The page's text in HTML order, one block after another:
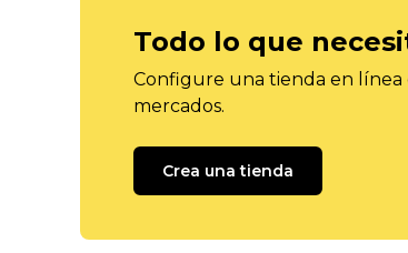
Todo lo que
Configure una tienda en línea
mercados.
Crea una tienda